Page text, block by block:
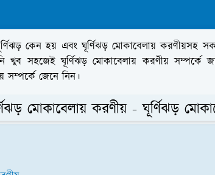
কেন হয় এবং ঘূর্ণিঝড় মোকাবেলায় করণীয়সহ
খুব সহজেই ঘূর্ণিঝড় মোকাবেলায় করণীয় সম্পর্কে
সম্পর্কে জেনে নিন।
মোকাবেলায় করণীয় - ঘূর্ণিঝড়